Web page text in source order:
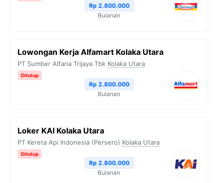
Rp 2.800.000
Bulanan
Lowongan Kerja Alfamart Kolaka Utara
PT Sumber Alfaria Trijaya Tbk Kolaka Utara
Ditutup
Rp 2.800.000
Bulanan
Loker KAI Kolaka Utara
PT Kereta Api Indonesia (Persero) Kolaka Utara
Ditutup
Rp 2.800.000
Bulanan